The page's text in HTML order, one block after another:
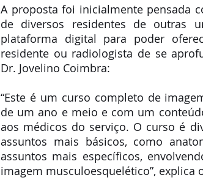
A proposta foi inicialmente pensada
de diversos residentes de outras
plataforma digital para poder
residente ou radiologista de se
Dr. Jovelino Coimbra:
“Este é um curso completo de
de um ano e meio e com um
aos médicos do serviço. O curso é
assuntos mais básicos, como
assuntos mais específicos,
imagem musculoesquelético”, explica